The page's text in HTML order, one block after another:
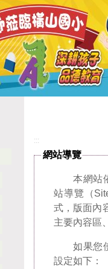
:::
網站導覽
本網站
站導覽（
式，版面內
主要內容區
如果您
設定如下：